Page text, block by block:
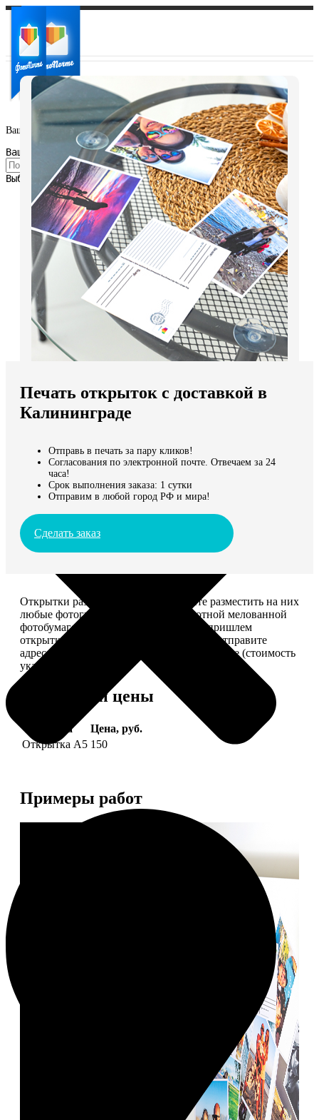
Ваш город:
Ваш регион доставки
Выберите из списка:
Мы доставляем по всему миру
Продолжить без города
Печать открыток с доставкой в
Калининграде
Отправь в печать за пару кликов!
Согласования по электронной почте. Отвечаем за 24
часа!
Срок выполнения заказа: 1 сутки
Отправим в любой город РФ и мира!
Сделать заказ
Открытки размером 10*15, вы можете разместить на них
любые фотографии. Печатаем на плотной мелованной
фотобумаге плотностью 300 г/м2. Мы пришлем
открытки вам, вы сами их подпишете и отправите
адресату. Заказать можно 6 открыток и более (стоимость
указана за 6 штук).
Форматы и цены
Услуга
Цена, руб.
Открытка А5 150
Примеры работ